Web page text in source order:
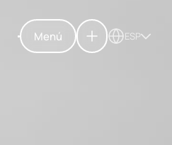
Menú ESP